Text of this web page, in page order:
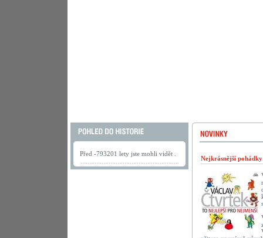
Před -793201 lety jste mohli vidět .
Nejkrásnější